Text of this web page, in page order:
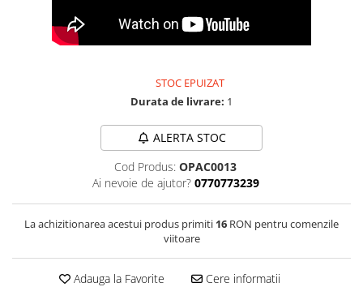
Bijuterii onix
Bijuterii opal
Bijuterii piatra soarelui
Bijuterii rodocrozit
STOC EPUIZAT
Durata de livrare: 1
ALERTA STOC
Cod Produs: OPAC0013
Ai nevoie de ajutor? 0770773239
La achizitionarea acestui produs primiti 16 RON pentru comenzile
viitoare
Adauga la Favorite Cere informatii